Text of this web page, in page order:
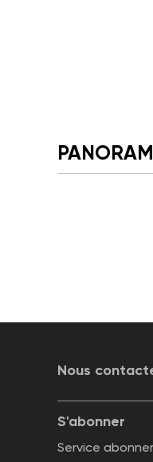
Nous
S'abonner
Service